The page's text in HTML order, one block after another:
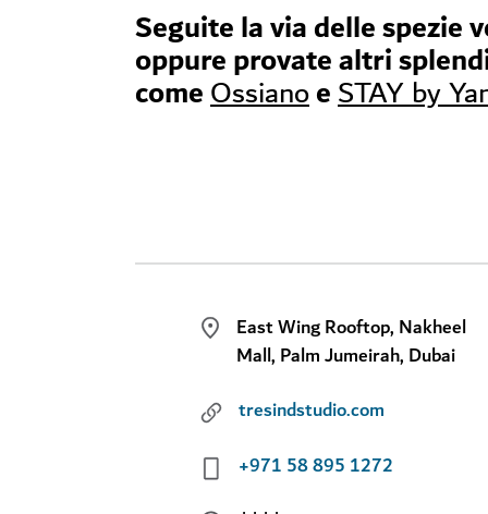
Seguite la via delle spezie
oppure provate altri
comeOssianoeSTAY by
East Wing Rooftop, Nakheel
Mall, Palm Jumeirah, Dubai
tresindstudio.com
+971 58 895 1272